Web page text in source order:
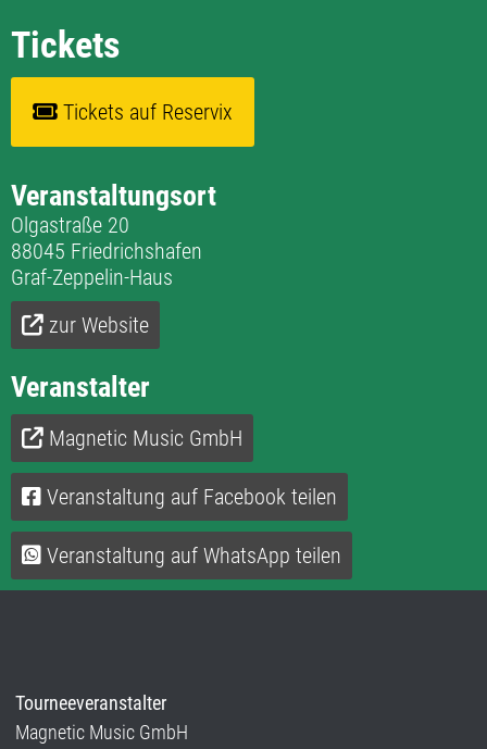
Tickets
Tickets auf Reservix
Veranstaltungsort
Olgastraße 20
88045 Friedrichshafen
Graf-Zeppelin-Haus
zur Website
Veranstalter
Magnetic Music GmbH
Veranstaltung auf Facebook teilen
Veranstaltung auf WhatsApp teilen
Tourneeveranstalter
Magnetic Music GmbH